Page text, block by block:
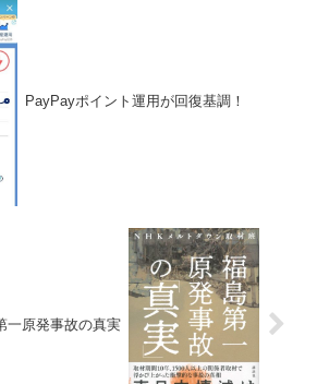
PayPayポイント運用が回復基調！
一原発事故の真実